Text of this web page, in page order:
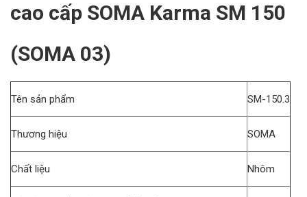
cao cấp SOMA Karma SM 150
(SOMA 03)
Tên sản phẩm SM-150.3
Thương hiệu SOMA
Chất liệu Nhôm